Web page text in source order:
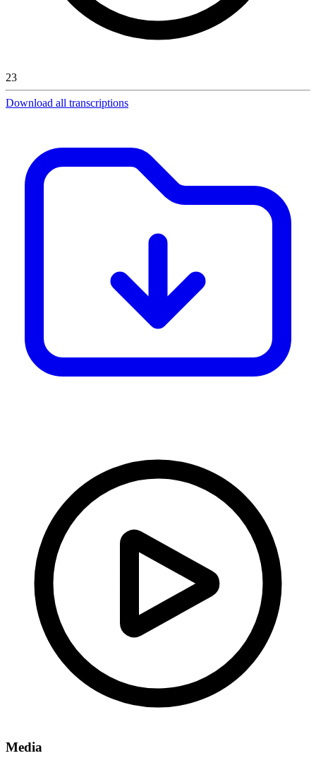
23
Download all transcriptions
Media